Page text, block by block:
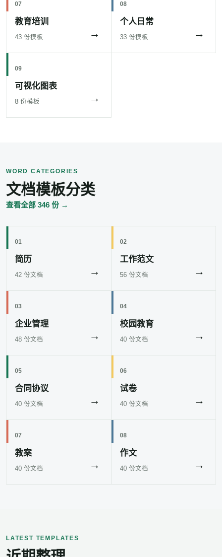
07
教育培训
43 份模板 →
08
个人日常
33 份模板 →
09
可视化图表
8 份模板 →
WORD CATEGORIES
文档模板分类
查看全部 346 份 →
01
简历
42 份文档 →
02
工作范文
56 份文档 →
03
企业管理
48 份文档 →
04
校园教育
40 份文档 →
05
合同协议
40 份文档 →
06
试卷
40 份文档 →
07
教案
40 份文档 →
08
作文
40 份文档 →
LATEST TEMPLATES